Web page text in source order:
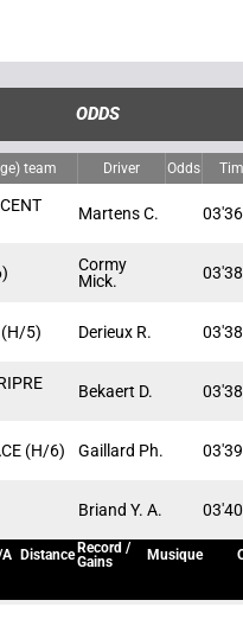
ODDS
team Driver Odds
Martens C.
Cormy
Mick.
(H/5) Derieux R.
Bekaert D.
(H/6) Gaillard Ph.
Briand Y. A.
A Distance Record /
Gains
Musique